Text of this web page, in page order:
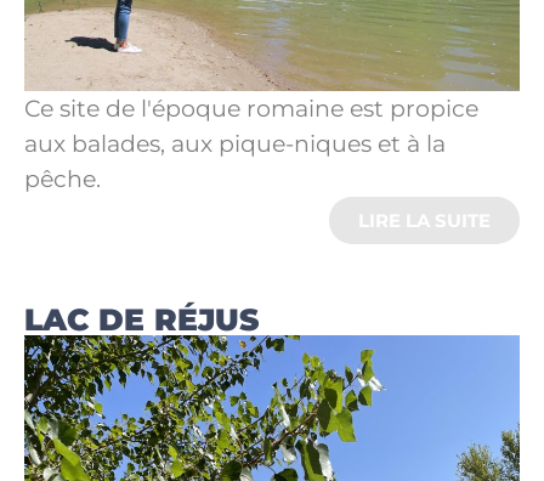
Ce site de l'époque romaine est propice
aux balades, aux pique-niques et à la
pêche.
LIRE LA SUITE
LAC DE RÉJUS